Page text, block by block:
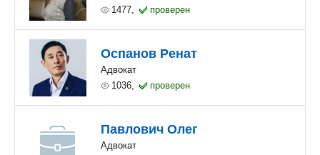
1477,
проверен
Оспанов Ренат
Адвокат
1036,
проверен
Павлович Олег
Адвокат